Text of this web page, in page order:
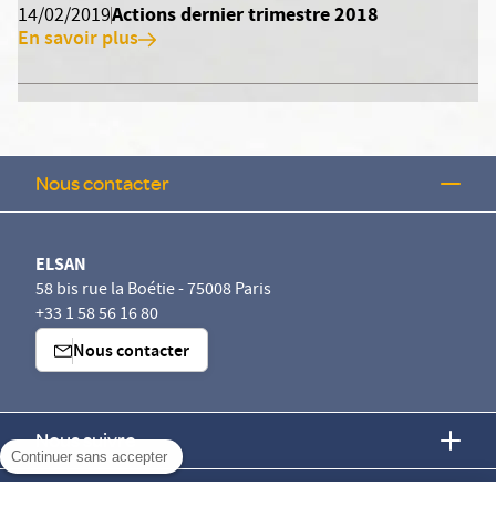
Continuer sans accepter
14/02/2019Actions dernier trimestre 2018
En savoir plus
Nous contacter
ELSAN
58 bis rue la Boétie - 75008 Paris
+33 1 58 56 16 80
Nous contacter
Nous suivre